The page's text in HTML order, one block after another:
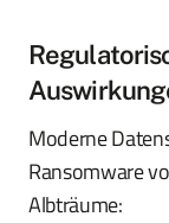
Moderne
Ransomware
Albträume: